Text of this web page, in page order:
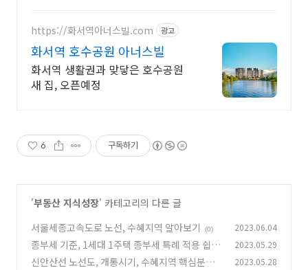
https://화서역아너스빌.com 광고
화서역 호수공원 아너스빌
화서역 생활권과 맞닿은 호수공원
새 집, 오픈예정
6 구독하기
'부동산 지식성장' 카테고리의 다른 글
서울세종고속도로 노선, 수혜지역 알아보기
(0) 2023.06.04
종부세 기준, 1세대 1주택 종부세 특례 적용 쉽게
알아보기
(0)
2023.05.29
신안산선 노선도, 개통시기, 수혜지역 핵심분석! 2023.05.28